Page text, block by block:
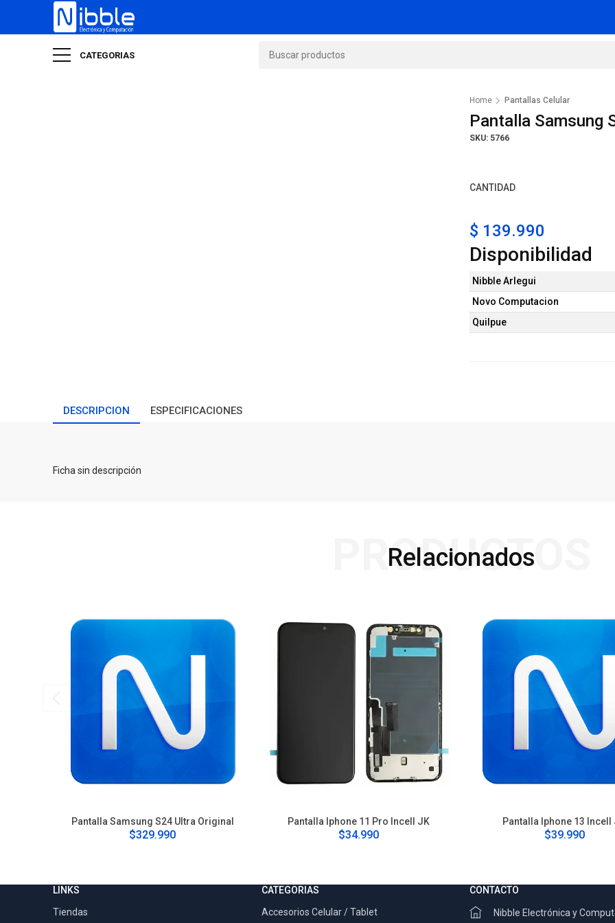
CATEGORIAS
Home Pantallas Celular
Pantalla Samsung
SKU: 5766
CANTIDAD
$ 139.990
Disponibilidad
Nibble Arlegui
Novo Computacion
Quilpue
DESCRIPCION ESPECIFICACIONES
Ficha sin descripción
Relacionados
PRODUCTOS
Pantalla Samsung S24 Ultra Original
$329.990
Pantalla Iphone 11 Pro Incell JK
$34.990
Pantalla Iphone 13 Incell
$39.990
LINKS
Tiendas
CATEGORIAS
Accesorios Celular / Tablet
CONTACTO
Nibble Electrónica y